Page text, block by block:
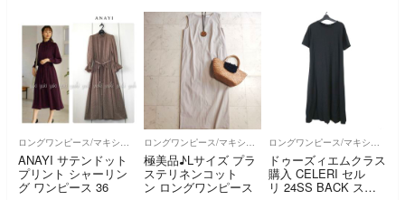
ロングワンピース/マキシワンピース
ANAYI サテンドット
プリント シャーリン
グ ワンピース 36
ロングワンピース/マキシワンピース
極美品♪Lサイズ プラ
ステリネンコット
ン ロングワンピース
ロングワンピース/マキシワンピース
ドゥーズィエムクラス
購入 CELERI セル
リ 24SS BACK スリ